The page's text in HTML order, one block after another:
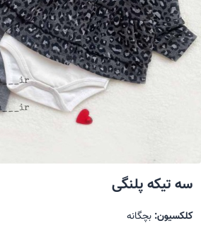
سه تیکه پلنگی
کلکسیون: بچگانه